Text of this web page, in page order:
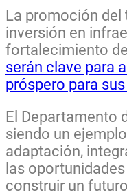
La promoción del
inversión en
fortalecimiento
serán clave para
próspero para
El Departamento
siendo un
adaptación,
las
construir un